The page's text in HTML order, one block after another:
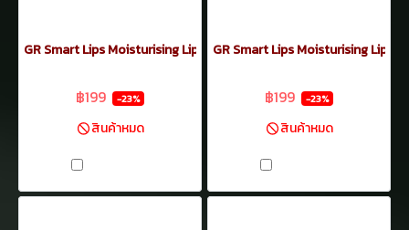
GR Smart Lips Moisturising Lipstick 3.5กรัม No.16
฿199 -23%
สินค้าหมด
GR Smart Lips Moisturising
฿199 -23%
สินค้าหมด